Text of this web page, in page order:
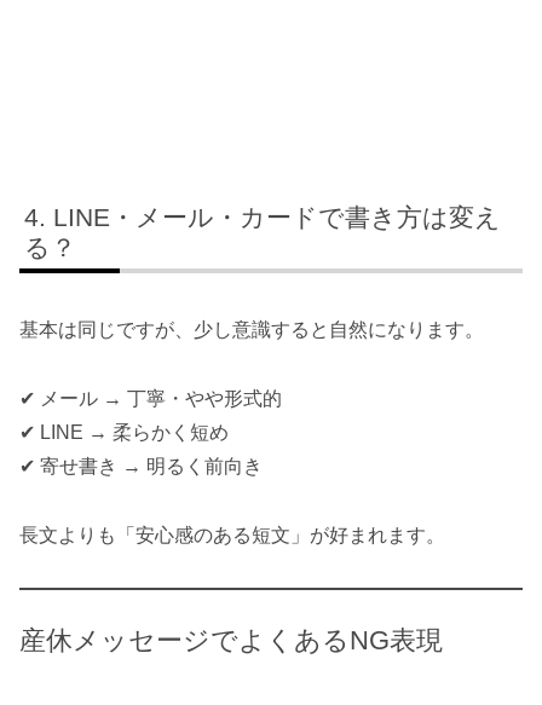
LINE・メール・カードで書き方は変え
る？
基本は同じですが、少し意識すると自然になります。
✔ メール → 丁寧・やや形式的
✔ LINE → 柔らかく短め
✔ 寄せ書き → 明るく前向き
長文よりも「安心感のある短文」が好まれます。
産休メッセージでよくあるNG表現